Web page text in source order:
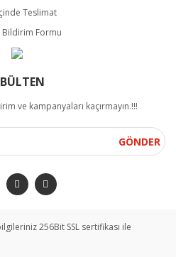
Teslimat
Bildirim Formu
ve kampanyaları kaçırmayın.!!!
GÖNDER
256Bit SSL sertifikası ile